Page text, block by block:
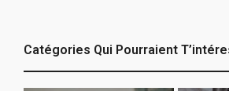
Catégories Qui Pourraient